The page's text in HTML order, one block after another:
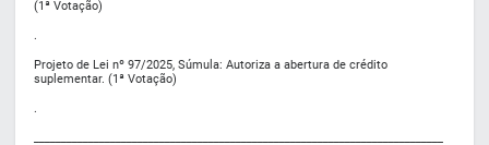
(1ª Votação)
.
Projeto de Lei nº 97/2025, Súmula: Autoriza a abertura de crédito
suplementar. (1ª Votação)
.